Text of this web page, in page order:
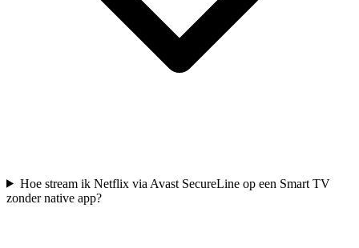
Hoe stream ik Netflix via Avast SecureLine op een Smart TV
zonder native app?